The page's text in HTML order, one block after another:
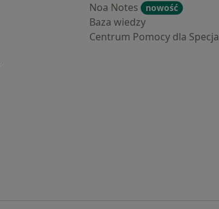
Noa Notes
nowość
Baza wiedzy
Centrum Pomocy dla